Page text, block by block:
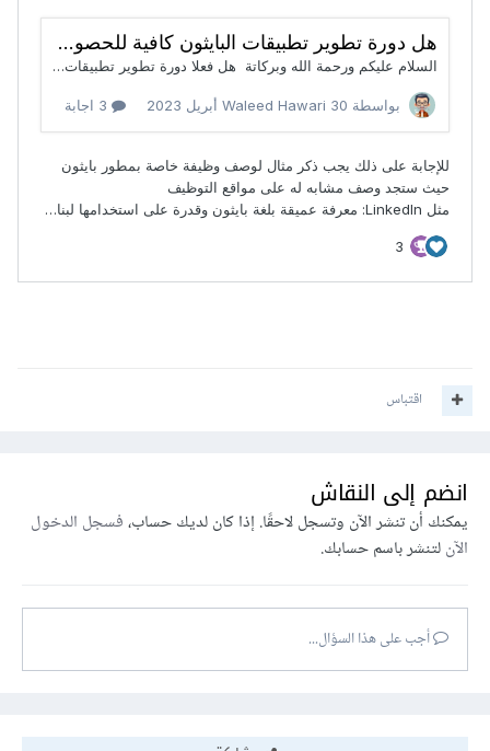
اقتباس
انضم إلى النقاش
يمكنك أن تنشر الآن وتسجل لاحقًا. إذا كان لديك حساب،فسجل الدخول
الآنلتنشر باسم حسابك.
أجب على هذا السؤال...